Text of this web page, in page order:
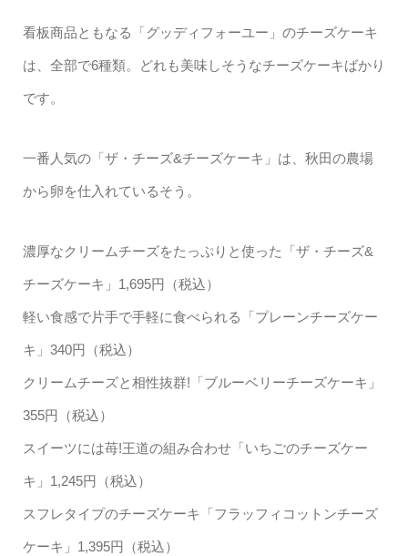
看板商品ともなる「グッディフォーユー」のチーズケーキ
は、全部で6種類。どれも美味しそうなチーズケーキばかり
です。
一番人気の「ザ・チーズ&チーズケーキ」は、秋田の農場
から卵を仕入れているそう。
濃厚なクリームチーズをたっぷりと使った「ザ・チーズ&
チーズケーキ」1,695円（税込）
軽い食感で片手で手軽に食べられる「プレーンチーズケー
キ」340円（税込）
クリームチーズと相性抜群!「ブルーベリーチーズケーキ」
355円（税込）
スイーツには苺!王道の組み合わせ「いちごのチーズケー
キ」1,245円（税込）
スフレタイプのチーズケーキ「フラッフィコットンチーズ
ケーキ」1,395円（税込）